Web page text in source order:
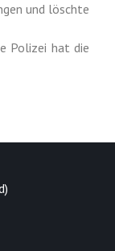
und löschte
Polizei hat die